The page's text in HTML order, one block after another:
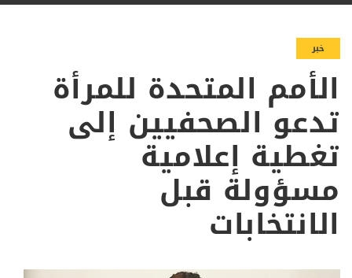
الرئيسية
خبر
الأمم المتحدة للمرأة
تدعو الصحفيين إلى
تغطية إعلامية
مسؤولة قبل
الانتخابات